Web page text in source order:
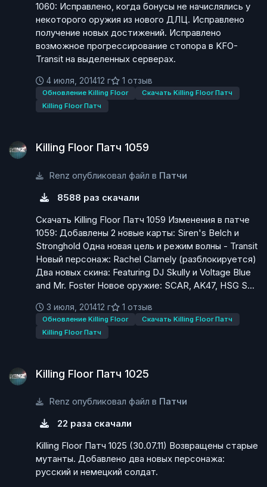
1060: Исправлено, когда бонусы не начислялись у
некоторого оружия из нового ДЛЦ. Исправлено
получение новых достижений. Исправлено
возможное прогрессирование стопора в KFO-
Transit на выделенных серверах.
4 июля, 201412 г 1 отзыв
Обновление Killing Floor
Скачать Killing Floor Патч
Killing Floor Патч
Killing Floor Патч 1059
Renz опубликовал файл в Патчи
8588 раз скачали
Скачать Killing Floor Патч 1059 Изменения в патче
1059: Добавлены 2 новые карты: Siren's Belch и
Stronghold Одна новая цель и режим волны - Transit
Новый персонаж: Rachel Clamely (разблокируется)
Два новых скина: Featuring DJ Skully и Voltage Blue
and Mr. Foster Новое оружие: SCAR, AK47, HSG S...
3 июля, 201412 г 1 отзыв
Обновление Killing Floor
Скачать Killing Floor Патч
Killing Floor Патч
Killing Floor Патч 1025
Renz опубликовал файл в Патчи
22 раза скачали
Killing Floor Патч 1025 (30.07.11) Возвращены старые
мутанты. Добавлено два новых персонажа:
русский и немецкий солдат.